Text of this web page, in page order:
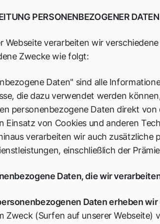
PERSONENBEZOGENER DATEN
Webseite verarbeiten wir
Zwecke wie folgt:
Daten" sind alle
die dazu verwendet werden
personenbezogene Daten direkt
Einsatz von Cookies und anderen
verarbeiten wir auch zusätzliche
einschließlich der
Daten, die wir
Daten erheben wir
Zweck (Surfen auf unserer Webseite)